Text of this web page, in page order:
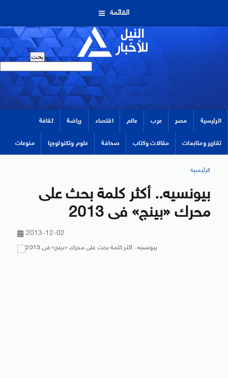
القائمة
الرئيسية مصر عرب عالم اقتصاد رياضة ثقافة
تقارير ومتابعات مقالات وكتاب صحافة علوم وتكنولوجيا منوعات
الرئيسية
بيونسيه.. أكثر كلمة بحث على
محرك «بينج» فى 2013
2013-12-02